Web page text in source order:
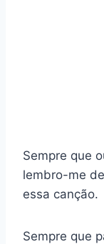
Sempre que
lembro-me
essa canção.
Sempre que